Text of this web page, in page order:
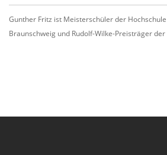
Gunther Fritz ist Meisterschüler der
Braunschweig und Rudolf-Wilke-Preisträger